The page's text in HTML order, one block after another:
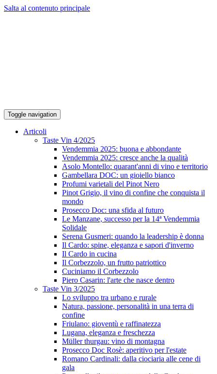
Salta al contenuto principale
Toggle navigation
Articoli
Taste Vin 4/2025
Vendemmia 2025: buona e abbondante
Vendemmia 2025: cresce anche la qualità
Asolo Montello: quarant'anni di vino e territorio
Gambellara DOC: un gioiello bianco
Profumi varietali del Pinot Nero
Pinot Grigio, il vino di confine che conquista il
mondo
Prosecco Doc: una sfida al futuro
Le Manzane, successo per la 14ª Vendemmia
Solidale
Serena Gusmeri: quando la leadership è donna
Il Cardo: spine, eleganza e sapori d'inverno
Il Cardo in cucina
Il Corbezzolo, un frutto patriottico
Cuciniamo il Corbezzolo
Piero Casarin: l'arte che nasce dentro
Taste Vin 3/2025
Lo sviluppo tra urbano e rurale
Natura, passione, personalità in una terra di
confine
Friulano: gioventù e raffinatezza
Lugana, eleganza e freschezza
Müller thurgau: vino di montagna
Prosecco Doc Rosè: aperitivo per l'estate
Romano Cardinali: dalla ciociaria alle cene di
gala